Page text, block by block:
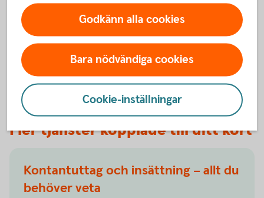
Antingen kan du spärra och ersätta kortet eller stänga det
tillfälligt
Spärra
Stänga kort
tillfälligt
Fler tjänster kopplade till ditt kort
Kontantuttag och insättning – allt du
behöver veta
Godkänn alla cookies
Bara nödvändiga cookies
Cookie-inställningar